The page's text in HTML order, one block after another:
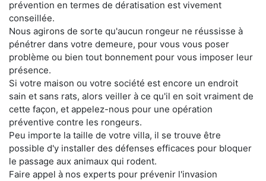
prévention en termes de dératisation est vivement
conseillée.
Nous agirons de sorte qu'aucun rongeur ne réussisse à
pénétrer dans votre demeure, pour vous vous poser
problème ou bien tout bonnement pour vous imposer leur
présence.
Si votre maison ou votre société est encore un endroit
sain et sans rats, alors veiller à ce qu'il en soit vraiment de
cette façon, et appelez-nous pour une opération
préventive contre les rongeurs.
Peu importe la taille de votre villa, il se trouve être
possible d'y installer des défenses efficaces pour bloquer
le passage aux animaux qui rodent.
Faire appel à nos experts pour prévenir l'invasion